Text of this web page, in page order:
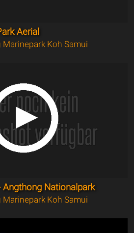
Aerial
Koh Samui
Angthong Nationalpark
Koh Samui